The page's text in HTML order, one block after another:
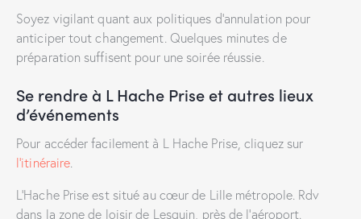
Soyez vigilant quant aux politiques d’annulation pour
anticiper tout changement. Quelques minutes de
préparation suffisent pour une soirée réussie.
Se rendre à L Hache Prise et autres lieux
d’événements
Pour accéder facilement à L Hache Prise, cliquez sur
l’itinéraire.
L’Hache Prise est situé au cœur de Lille métropole. Rdv
dans la zone de loisir de Lesquin, près de l’aéroport.